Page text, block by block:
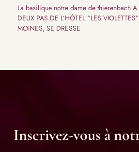
La basilique notre dame de thierenbach A
DEUX PAS DE L’HÔTEL “LES
MOINES, SE DRESSE
Inscrivez-vous à